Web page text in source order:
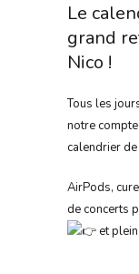
Le
grand
Nico !
Tous les
notre compte
calendrier de
AirPods,
de concerts
et